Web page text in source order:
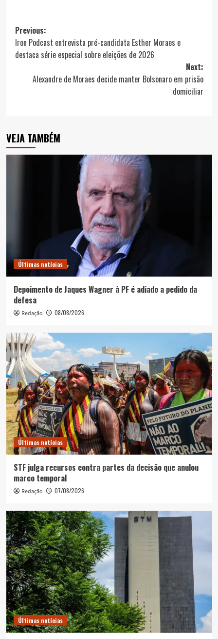
Post
navigation
Previous:
Iron Podcast entrevista pré-candidata Esther Moraes e
destaca série especial sobre eleições de 2026
Next:
Alexandre de Moraes decide manter Bolsonaro em prisão
domiciliar
VEJA TAMBÉM
Últimas notícias
Depoimento de Jaques Wagner à PF é adiado a pedido da
defesa
Redação 08/08/2026
Últimas notícias
STF julga recursos contra partes da decisão que anulou
marco temporal
Redação 07/08/2026
Últimas notícias